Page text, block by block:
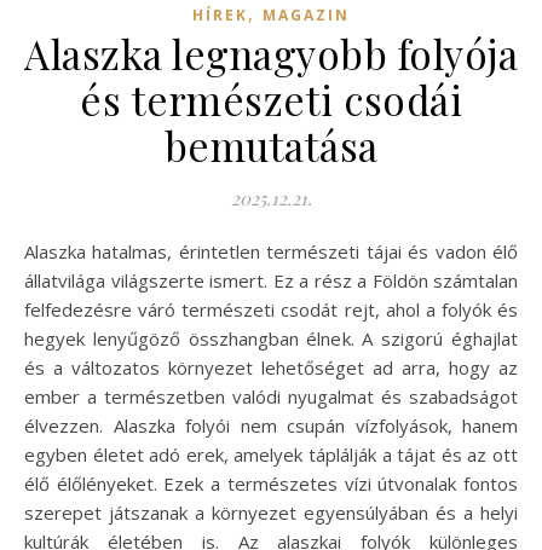
HÍREK, MAGAZIN
Alaszka legnagyobb folyója
és természeti csodái
bemutatása
2025.12.21.
Alaszka hatalmas, érintetlen természeti tájai és vadon élő
állatvilága világszerte ismert. Ez a rész a Földön számtalan
felfedezésre váró természeti csodát rejt, ahol a folyók és
hegyek lenyűgöző összhangban élnek. A szigorú éghajlat
és a változatos környezet lehetőséget ad arra, hogy az
ember a természetben valódi nyugalmat és szabadságot
élvezzen. Alaszka folyói nem csupán vízfolyások, hanem
egyben életet adó erek, amelyek táplálják a tájat és az ott
élő élőlényeket. Ezek a természetes vízi útvonalak fontos
szerepet játszanak a környezet egyensúlyában és a helyi
kultúrák életében is. Az alaszkai folyók különleges